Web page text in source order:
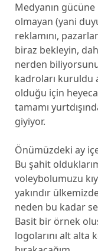
Medyanın gücüne
olmayan (yani
reklamını,
biraz bekleyin,
nerden
kadroları kuruldu
olduğu için
tamamı
giyiyor.
Önümüzdeki ay
Bu şahit
voleybolumuzu
yakındır
neden bu kadar
Basit bir örnek
logolarını alt alta